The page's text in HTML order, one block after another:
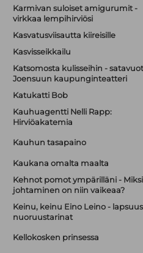
Karmivan suloiset amigurumit -
virkkaa lempihirviösi
Kasvatusviisautta kiireisille
Kasvisseikkailu
Katsomosta kulisseihin -
Joensuun kaupunginteatteri
Katukatti Bob
Kauhuagentti Nelli Rapp:
Hirviöakatemia
Kauhun tasapaino
Kaukana omalta maalta
Kehnot pomot ympärilläni -
johtaminen on niin vaikeaa?
Keinu, keinu Eino Leino -
nuoruustarinat
Kellokosken prinsessa